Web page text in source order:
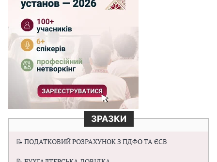
ЗРАЗКИ
📝 ПОДАТКОВИЙ РОЗРАХУНОК З ПДФО ТА ЄСВ